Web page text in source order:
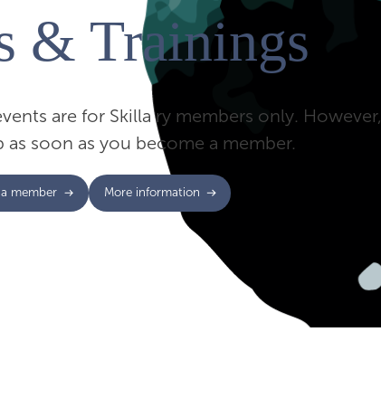
& Trainings
are for Skilla ry members only. However,
as soon as you become a member.
member More information